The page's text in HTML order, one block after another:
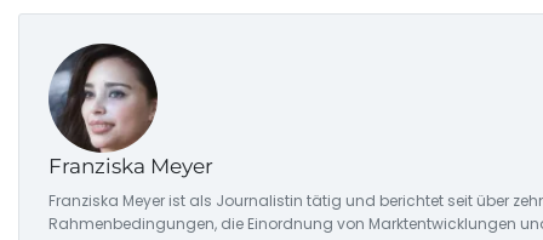
Franziska Meyer
Franziska Meyer ist als Journalistin tätig und berichtet seit über
Rahmenbedingungen, die Einordnung von Marktentwicklungen